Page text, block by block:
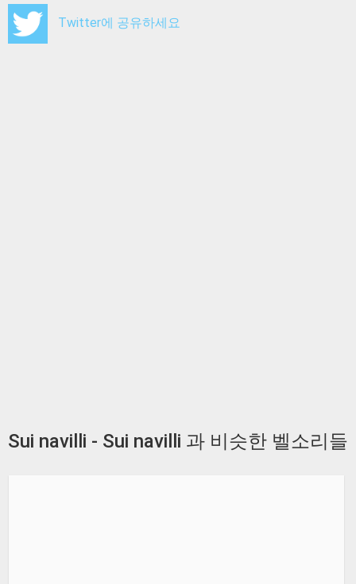
Twitter에 공유하세요
Sui navilli - Sui navilli 과 비슷한 벨소리들